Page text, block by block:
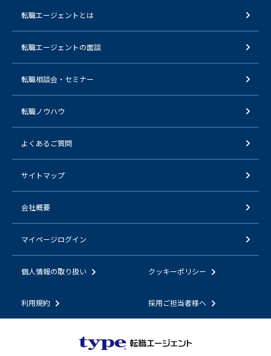
転職エージェントとは
転職エージェントの面談
転職相談会・セミナー
転職ノウハウ
よくあるご質問
サイトマップ
会社概要
マイページログイン
個人情報の取り扱い クッキーポリシー
利用規約 採用ご担当者様へ